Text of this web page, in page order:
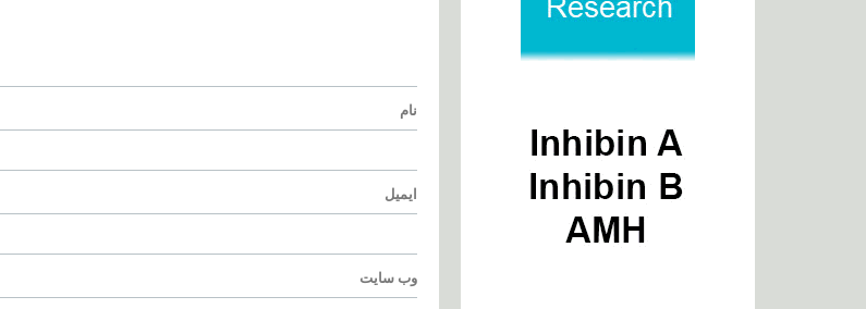
نام
ایمیل
وب‌ سایت